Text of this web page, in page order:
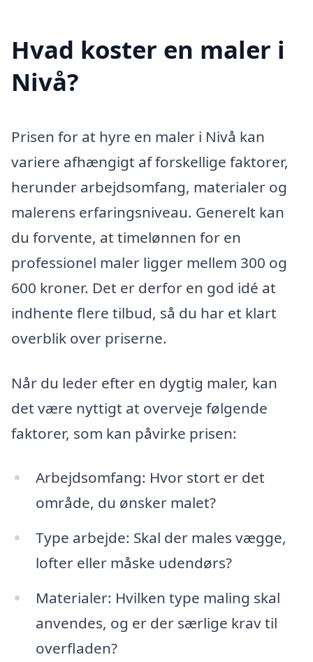
Hvad koster en maler i
Nivå?
Prisen for at hyre en maler i Nivå kan
variere afhængigt af forskellige faktorer,
herunder arbejdsomfang, materialer og
malerens erfaringsniveau. Generelt kan
du forvente, at timelønnen for en
professionel maler ligger mellem 300 og
600 kroner. Det er derfor en god idé at
indhente flere tilbud, så du har et klart
overblik over priserne.
Når du leder efter en dygtig maler, kan
det være nyttigt at overveje følgende
faktorer, som kan påvirke prisen:
Arbejdsomfang: Hvor stort er det
område, du ønsker malet?
Type arbejde: Skal der males vægge,
lofter eller måske udendørs?
Materialer: Hvilken type maling skal
anvendes, og er der særlige krav til
overfladen?